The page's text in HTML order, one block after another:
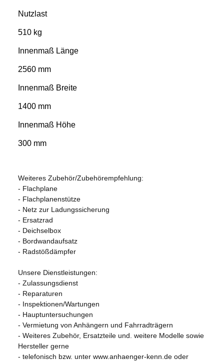
Nutzlast
510 kg
Innenmaß Länge
2560 mm
Innenmaß Breite
1400 mm
Innenmaß Höhe
300 mm
Weiteres Zubehör/Zubehörempfehlung:
- Flachplane
- Flachplanenstütze
- Netz zur Ladungssicherung
- Ersatzrad
- Deichselbox
- Bordwandaufsatz
- Radstößdämpfer
Unsere Dienstleistungen:
- Zulassungsdienst
- Reparaturen
- Inspektionen/Wartungen
- Hauptuntersuchungen
- Vermietung von Anhängern und Fahrradträgern
- Weiteres Zubehör, Ersatzteile und. weitere Modelle sowie
Hersteller gerne
- telefonisch bzw. unter www.anhaenger-kenn.de oder